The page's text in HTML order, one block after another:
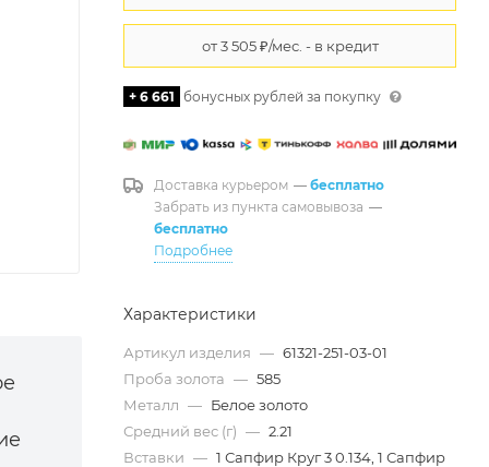
+ 6 661 бонусных рублей за покупку
Доставка курьером — бесплатно
Забрать из пункта самовывоза —
бесплатно
Подробнее
Характеристики
Артикул изделия — 61321-251-03-01
Проба золота — 585
Металл — Белое золото
Средний вес (г) — 2.21
Вставки — 1 Сапфир Круг 3 0.134, 1 Сапфир